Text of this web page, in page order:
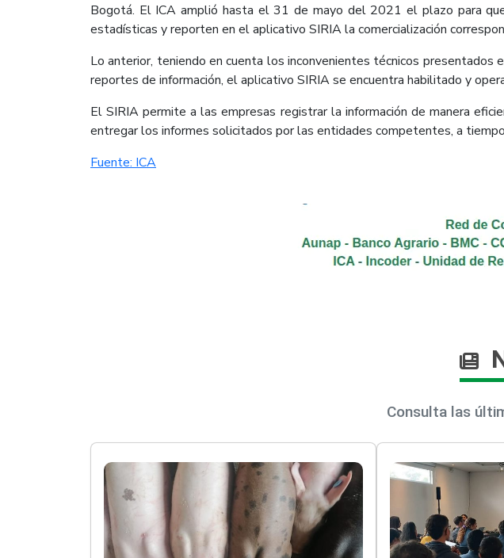
Bogotá. El ICA amplió hasta el 31 de mayo del 2021 el plazo para
estadísticas y reporten en el aplicativo SIRIA la comercialización
Lo anterior, teniendo en cuenta los inconvenientes técnicos
reportes de información, el aplicativo SIRIA se encuentra habilitado y
El SIRIA permite a las empresas registrar la información de manera
entregar los informes solicitados por las entidades competentes, a
Fuente: ICA
Consulta las